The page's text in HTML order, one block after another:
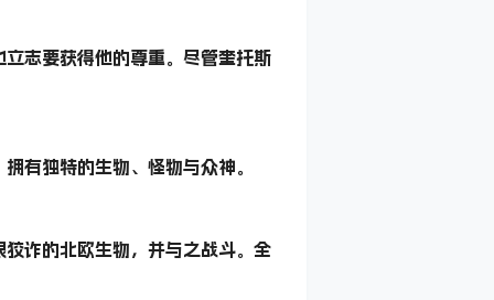
志要获得他的尊重。尽管奎托斯
有独特的生物、怪物与众神。
诈的北欧生物，并与之战斗。全